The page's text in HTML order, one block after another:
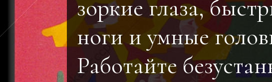
зоркие глаза,
ноги и умные
Работайте